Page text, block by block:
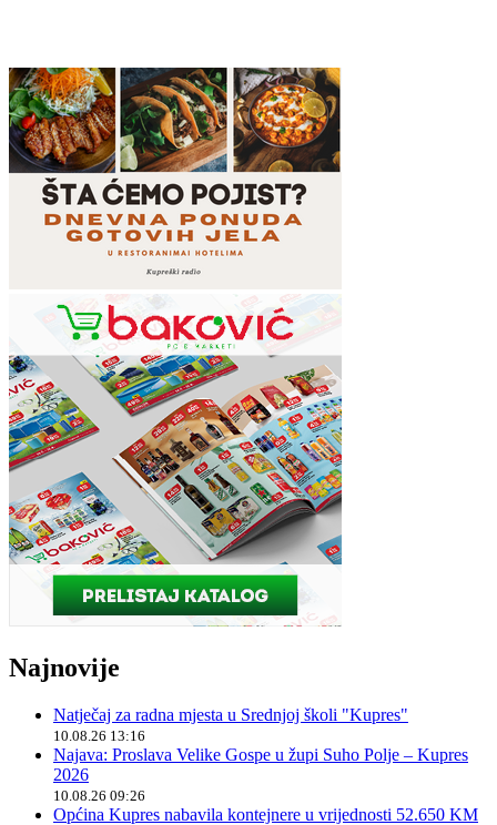
Najnovije
Natječaj za radna mjesta u Srednjoj školi "Kupres"
10.08.26 13:16
Najava: Proslava Velike Gospe u župi Suho Polje – Kupres
2026
10.08.26 09:26
Općina Kupres nabavila kontejnere u vrijednosti 52.650 KM